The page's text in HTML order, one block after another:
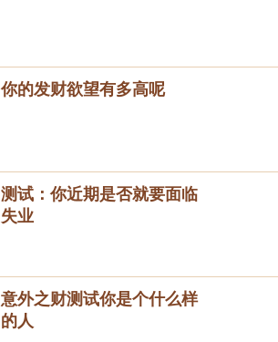
你的发财欲望有多高呢
测试：你近期是否就要面临
失业
意外之财测试你是个什么样
的人